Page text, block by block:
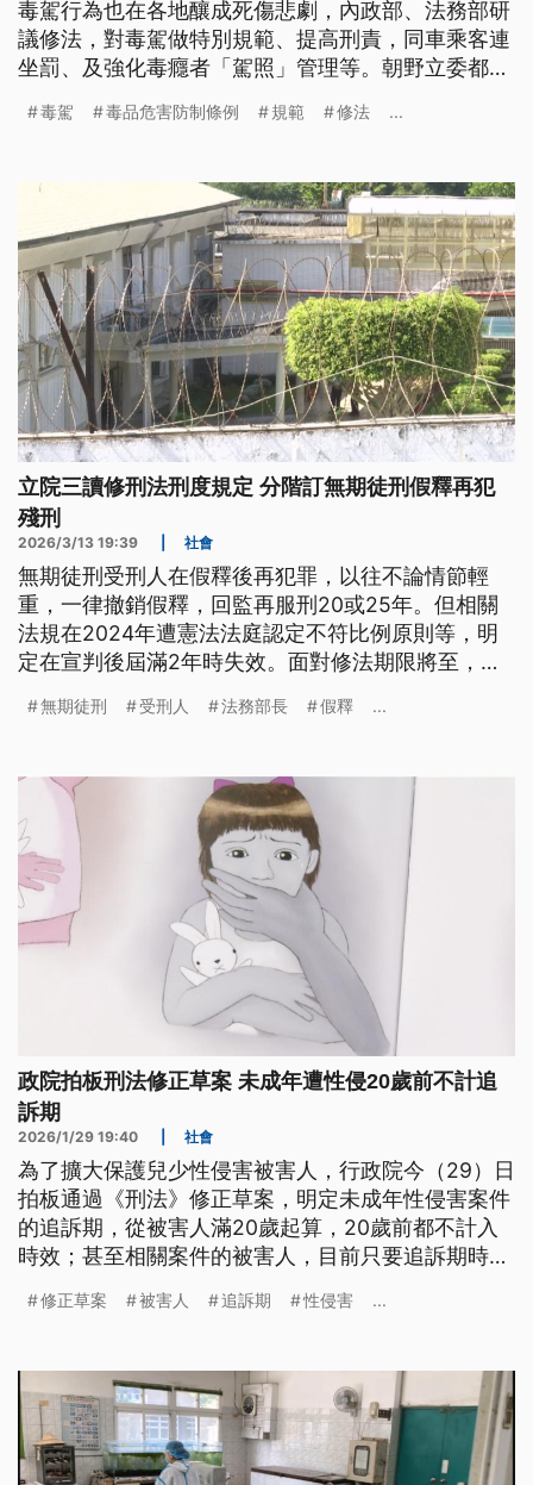
毒駕行為也在各地釀成死傷悲劇，內政部、法務部研
議修法，對毒駕做特別規範、提高刑責，同車乘客連
坐罰、及強化毒癮者「駕照」管理等。朝野立委都支
毒駕 毒品危害防制條例 規範 修法 ...
立院三讀修刑法刑度規定 分階訂無期徒刑假釋再犯
殘刑
2026/3/13 19:39 社會
無期徒刑受刑人在假釋後再犯罪，以往不論情節輕
重，一律撤銷假釋，回監再服刑20或25年。但相關
法規在2024年遭憲法法庭認定不符比例原則等，明
定在宣判後屆滿2年時失效。面對修法期限將至，立
行法》，修正後無期徒刑受刑人假釋後再犯的判刑刑
無期徒刑 受刑人 法務部長 假釋 ...
政院拍板刑法修正草案 未成年遭性侵20歲前不計追
訴期
2026/1/29 19:40 社會
為了擴大保護兒少性侵害被害人，行政院今（29）日
拍板通過《刑法》修正草案，明定未成年性侵害案件
的追訴期，從被害人滿20歲起算，20歲前都不計入
時效；甚至相關案件的被害人，目前只要追訴期時效
初審通過《刑事訴訟法》修正草案，擴大預防性羈押
修正草案 被害人 追訴期 性侵害 ...